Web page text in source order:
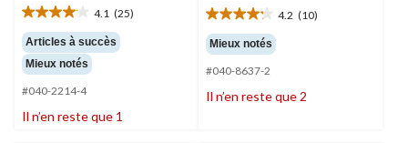
4.1 (25)
4.1
étoile(s)
sur
5.
25
évaluations
Articles à succès
Mieux notés
#040-2214-4
Il n’en reste que 1
4.2 (10)
4.2
étoile(s)
sur
5.
10
Mieux notés
#040-8637-2
Il n’en reste que 2